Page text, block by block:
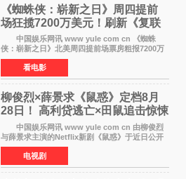
《蜘蛛侠：崭新之日》周四提前
场狂揽7200万美元！刷新《复联
4》保持影史纪录
中国娱乐网讯 www yule com cn 《蜘蛛
侠：崭新之日》北美周四提前场票房粗报7200万
美元，创下影史单片北美提前场票房新纪录——
此前该纪录由《复仇者联盟4：终局之战》的6000
万美元保持，本
看电影
柳俊烈×薛景求《鼠惑》定档8月
28日！ 高利贷逃亡×田鼠追击惊悚
来袭
中国娱乐网讯 www yule com cn 由柳俊烈
与薛景求主演的Netflix新剧《鼠惑》于近日公开
主海报，正式定档8月28日上线。 海报中，柳
俊烈与薛景求背对背站立，各自朝向相反方向，
幽暗的色调与
电视剧